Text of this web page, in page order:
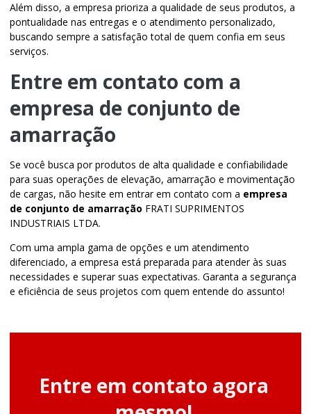
Além disso, a empresa prioriza a qualidade de seus produtos, a
pontualidade nas entregas e o atendimento personalizado,
buscando sempre a satisfação total de quem confia em seus
serviços.
Entre em contato com a
empresa de conjunto de
amarração
Se você busca por produtos de alta qualidade e confiabilidade
para suas operações de elevação, amarração e movimentação
de cargas, não hesite em entrar em contato com a empresa
de conjunto de amarração FRATI SUPRIMENTOS
INDUSTRIAIS LTDA.
Com uma ampla gama de opções e um atendimento
diferenciado, a empresa está preparada para atender às suas
necessidades e superar suas expectativas. Garanta a segurança
e eficiência de seus projetos com quem entende do assunto!
Entre em contato agora